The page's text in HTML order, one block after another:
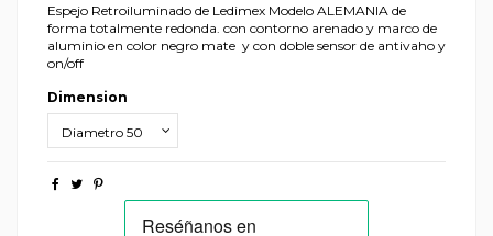
Espejo Retroiluminado de Ledimex Modelo ALEMANIA de
forma totalmente redonda. con contorno arenado y marco de
aluminio en color negro mate y con doble sensor de antivaho y
on/off
Dimension